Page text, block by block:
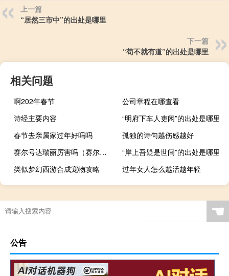
上一篇
“居然三市中”的出处是哪里
下一篇
“苟不就有道”的出处是哪里
相关问题
啊202年春节
公司章程在哪查看
诗经主要内容
“明府下车人吏闲”的出处是哪里
春节去亲属家过年好吗吗
孤独的诗句越伤感越好
赛尔号达瑞丽厉害吗（赛尔号达瑞丽）
“岸上吾疑是世间”的出处是哪里
类似梦幻西游合成宠物攻略
过年女人怎么越活越年轻
☚
公告